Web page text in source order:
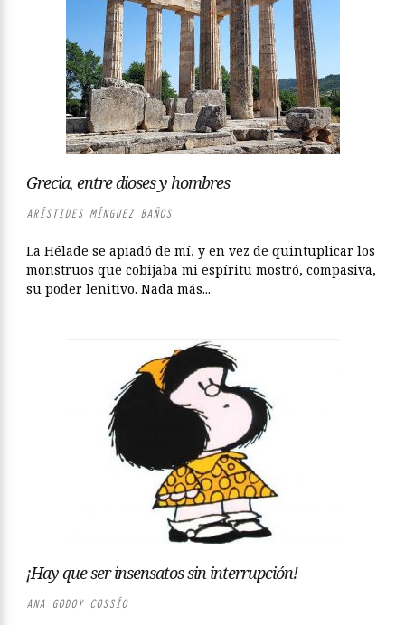
Grecia, entre dioses y hombres
ARÍSTIDES MÍNGUEZ BAÑOS
La Hélade se apiadó de mí, y en vez de quintuplicar los
monstruos que cobijaba mi espíritu mostró, compasiva,
su poder lenitivo. Nada más...
¡Hay que ser insensatos sin interrupción!
ANA GODOY COSSÍO